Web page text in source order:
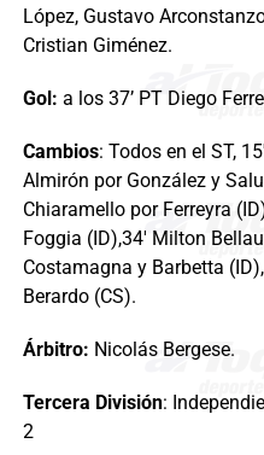
López, Gustavo
Cristian Giménez.
Gol: a los 37’ PT Diego
Cambios: Todos en el ST,
Almirón por González y
Chiaramello por Ferreyra
Foggia (ID),34′ Milton
Costamagna y Barbetta
Berardo (CS).
Árbitro: Nicolás Bergese.
Tercera División:
2